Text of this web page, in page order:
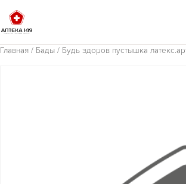
Главная / Бады / Будь здоров пустышка